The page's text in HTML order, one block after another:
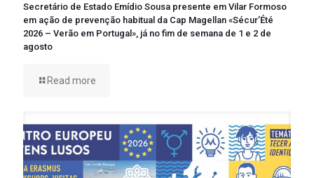
Secretário de Estado Emídio Sousa presente em Vilar Formoso
em ação de prevenção habitual da Cap Magellan «Sécur’Été
2026 – Verão em Portugal», já no fim de semana de 1 e 2 de
agosto
Read more